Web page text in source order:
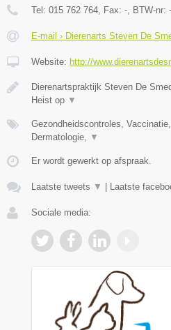
Tel: 015 762 764 , Fax: - , BTW-nr: -
E-mail › Dierenarts Steven De
Website: http://
Dierenartspraktijk Steven De
Heist op ▼
Gezondheidscontroles,
Dermatologie,
▼
Er wordt gewerkt op afspraak.
Laatste tweets ▼ Laatste
Sociale media: